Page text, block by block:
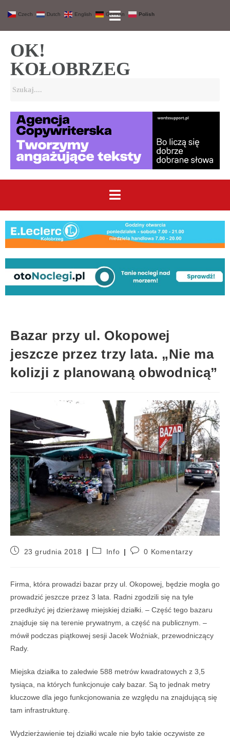
OK!
KOŁOBRZEG
Bazar przy ul. Okopowej
jeszcze przez trzy lata. „Nie ma
kolizji z planowaną obwodnicą”
23 grudnia 2018 Info 0 Komentarzy
Firma, która prowadzi bazar przy ul. Okopowej, będzie mogła go
prowadzić jeszcze przez 3 lata. Radni zgodzili się na tyle
przedłużyć jej dzierżawę miejskiej działki. – Część tego bazaru
znajduje się na terenie prywatnym, a część na publicznym. –
mówił podczas piątkowej sesji Jacek Woźniak, przewodniczący
Rady.
Miejska działka to zaledwie 588 metrów kwadratowych z 3,5
tysiąca, na których funkcjonuje cały bazar. Są to jednak metry
kluczowe dla jego funkcjonowania ze względu na znajdującą się
tam infrastrukturę.
Wydzierżawienie tej działki wcale nie było takie oczywiste ze
Czech Dutch English German Polish